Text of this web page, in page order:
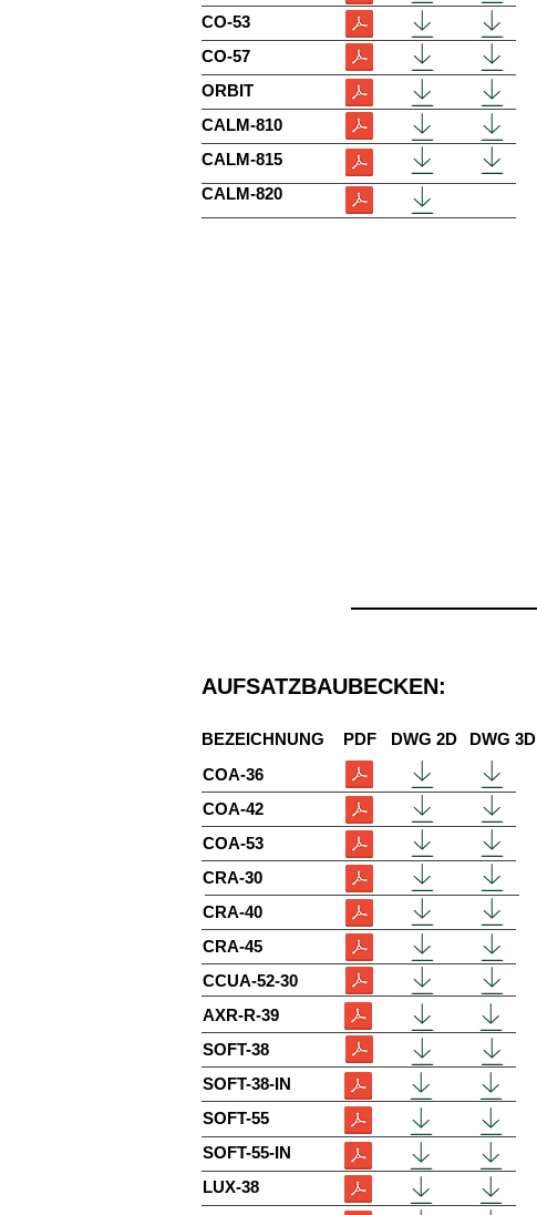
CO-53
CO-57
ORBIT
CALM-810
CALM-815
CALM-820
AUFSATZBAUBECKEN:
BEZEICHNUNG PDF DWG 2D
DWG 3D
COA-36
COA-42
COA-53
CRA-30
CRA-40
CRA-45
CCUA-52-30
AXR-R-39
SOFT-38
SOFT-38-IN
SOFT-55
SOFT-55-IN
LUX-38